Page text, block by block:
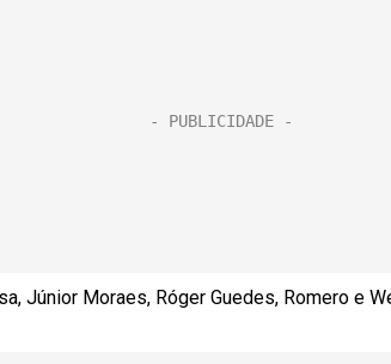
Júnior Moraes, Róger Guedes, Romero e